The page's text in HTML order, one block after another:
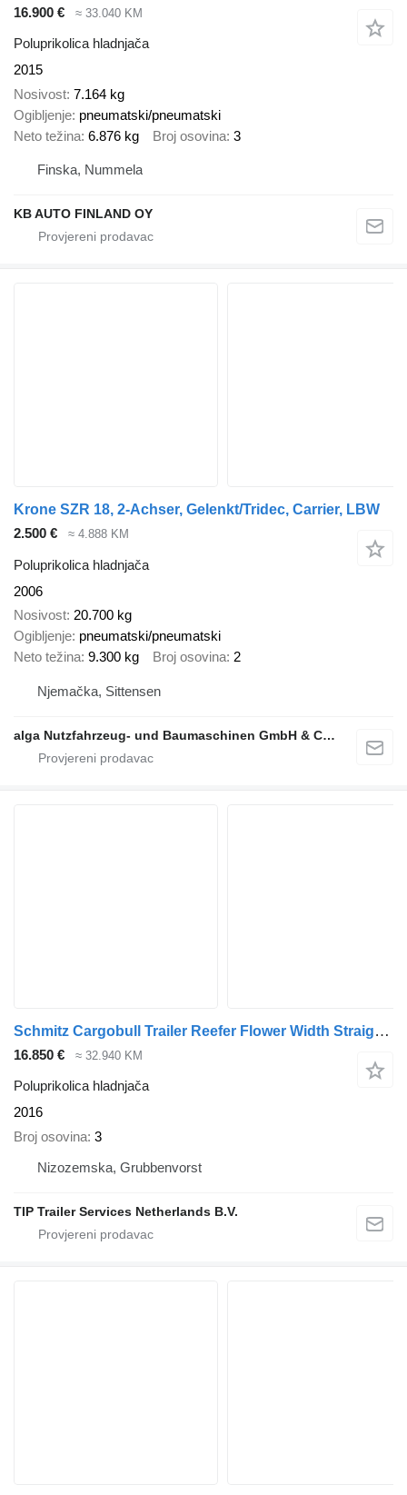
16.900 € ≈ 33.040 KM
Poluprikolica hladnjača
2015
Nosivost 7.164 kg
Ogibljenje pneumatski/pneumatski
Neto težina 6.876 kg Broj osovina 3
Finska, Nummela
KB AUTO FINLAND OY
Krone SZR 18, 2-Achser, Gelenkt/Tridec, Carrier, LBW
2.500 €
≈ 4.888 KM
Poluprikolica hladnjača
2006
Nosivost 20.700 kg
Ogibljenje pneumatski/pneumatski
Neto težina 9.300 kg Broj osovina 2
Njemačka, Sittensen
alga Nutzfahrzeug- und Baumaschinen GmbH & Co. KG
Schmitz Cargobull Trailer Reefer Flower Width Straight
16.850 €
≈ 32.940 KM
Poluprikolica hladnjača
2016
Broj osovina 3
Nizozemska, Grubbenvorst
TIP Trailer Services Netherlands B.V.